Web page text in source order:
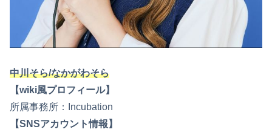
中川そら/なかがわそら
【wiki風プロフィール】
所属事務所：Incubation
【SNSアカウント情報】